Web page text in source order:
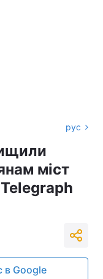
рус
міст
в Google